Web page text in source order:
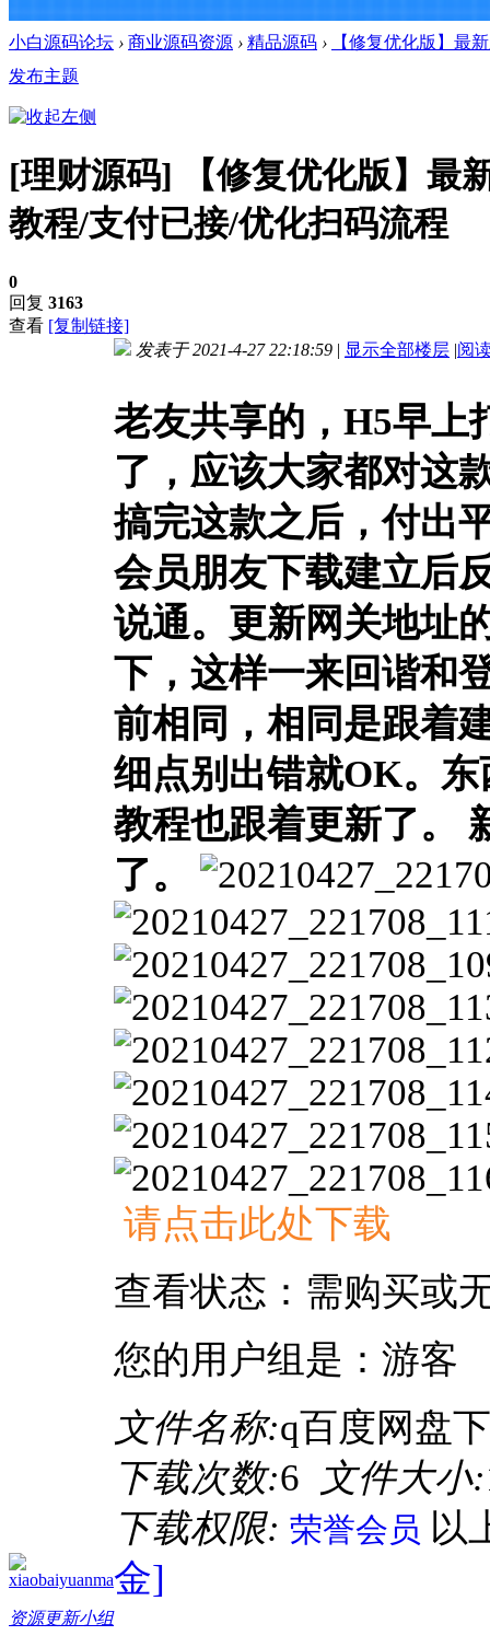
小白源码论坛 › 商业源码资源 › 精品源码 ›
【修复优化版】最
发布主题
[理财源码]
【修复优化版】最
教程/支付已接/优化扫码流程
0
回复 3163
查看 [复制链接]
xiaobaiyuanma
资源更新小组
发表于 2021-4-27 22:18:59 | 显示全部楼层 |阅
老友共享的，H5早上
了，应该大家都对这
搞完这款之后，付出
会员朋友下载建立后
说通。更新网关地址
下，这样一来回谐和
前相同，相同是跟着
细点别出错就OK。
教程也跟着更新了。
了。
请点击此处下载
查看状态：需购买或
您的用户组是：游客
文件名称:q百度网盘
下载次数:6 文件大小:
下载权限: 荣誉会员 以
金]